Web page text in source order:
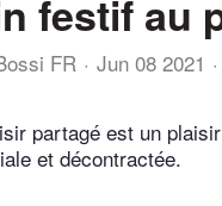
festif au
FR Jun 08 2021
partagé est un
et décontractée.